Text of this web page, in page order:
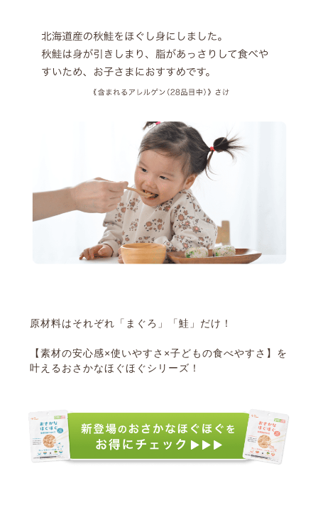
原材料はそれぞれ「まぐろ」「鮭」だけ！
【素材の安心感×使いやすさ×子どもの食べやすさ】を
叶えるおさかなほぐほぐシリーズ！